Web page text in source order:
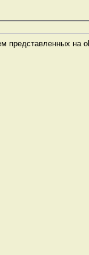
представленных на